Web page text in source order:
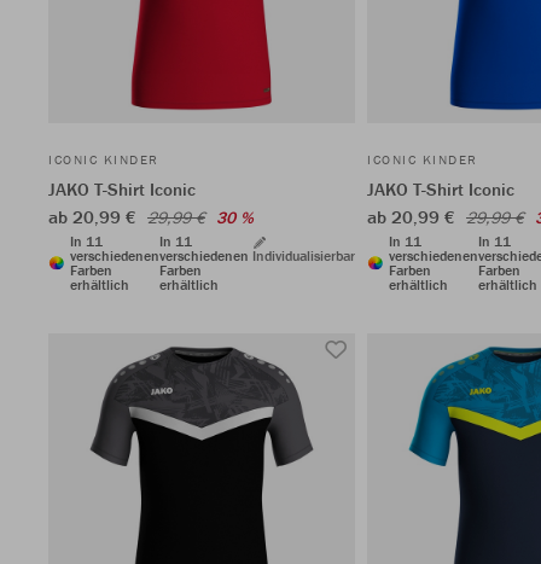
ICONIC KINDER
JAKO T-Shirt Iconic
ab 20,99 € 29,99 € 30 %
In 11
verschiedenen
Farben
erhältlich
In 11
verschiedenen
Farben
erhältlich
Individualisierbar
ICONIC KINDER
JAKO T-Shirt Iconic
ab 20,99 € 29,99 €
In 11
verschiedenen
Farben
erhältlich
In 11
Farben
erhältlich